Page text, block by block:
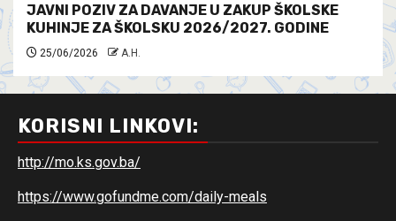
JAVNI POZIV ZA DAVANJE U ZAKUP ŠKOLSKE
KUHINJE ZA ŠKOLSKU 2026/2027. GODINE
25/06/2026 A.H.
KORISNI LINKOVI:
http://mo.ks.gov.ba/
https://www.gofundme.com/daily-meals